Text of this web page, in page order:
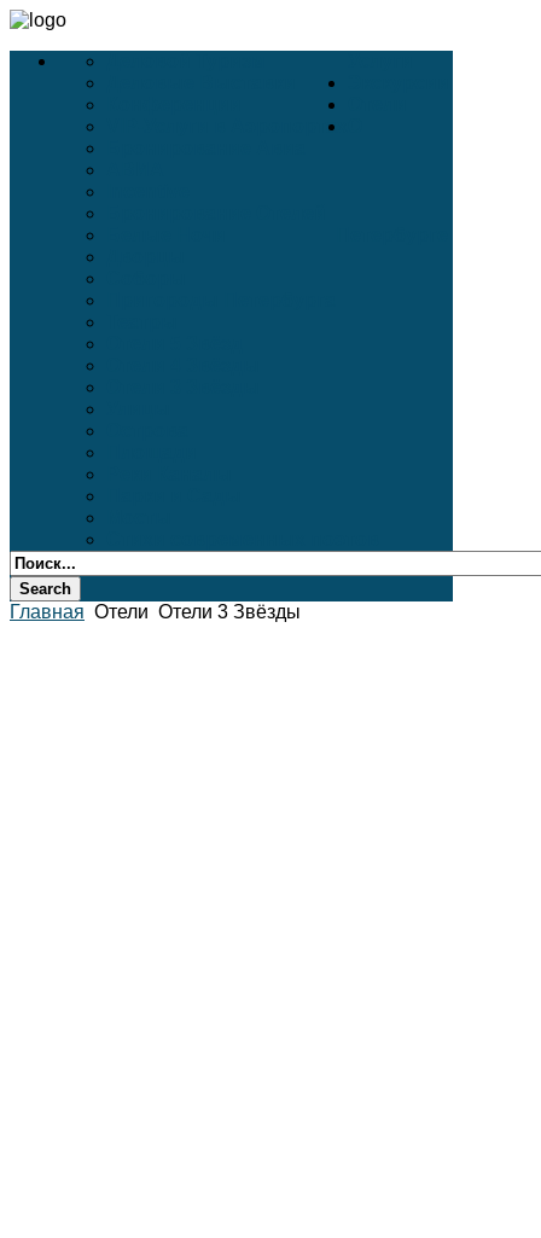
VIP-Услуги в Аэропортах
Главная Отели Отели 3 Звёзды